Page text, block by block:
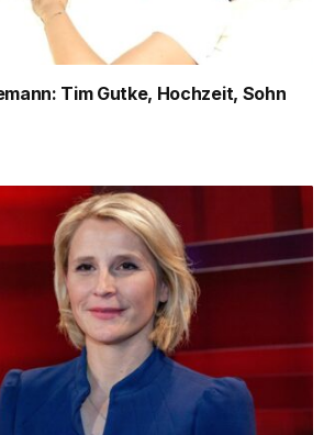
Tim Gutke, Hochzeit, Sohn